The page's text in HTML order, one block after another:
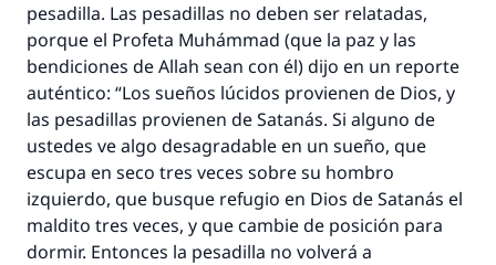
pesadilla. Las pesadillas no deben ser relatadas,
porque el Profeta Muhámmad (que la paz y las
bendiciones de Allah sean con él) dijo en un reporte
auténtico: “Los sueños lúcidos provienen de Dios, y
las pesadillas provienen de Satanás. Si alguno de
ustedes ve algo desagradable en un sueño, que
escupa en seco tres veces sobre su hombro
izquierdo, que busque refugio en Dios de Satanás el
maldito tres veces, y que cambie de posición para
dormir. Entonces la pesadilla no volverá a
matrimonio.
Desde la Q hasta la A, su contribución ayuda a
IslamQA.
Profeta ﷺ dijo:
"Una persona que orienta a otros a hacer el
bien obtendrá la misma recompensa que
aquellos que lo realicen."
(MUSLIM, 1893)